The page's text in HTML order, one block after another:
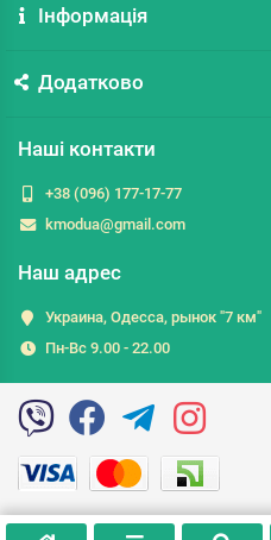
Інформація
Додатково
Наші контакти
+38 (096) 177-17-77
kmodua@gmail.com
Наш адрес
Украина, Одесса, рынок "7 км"
Пн-Вс 9.00 - 22.00